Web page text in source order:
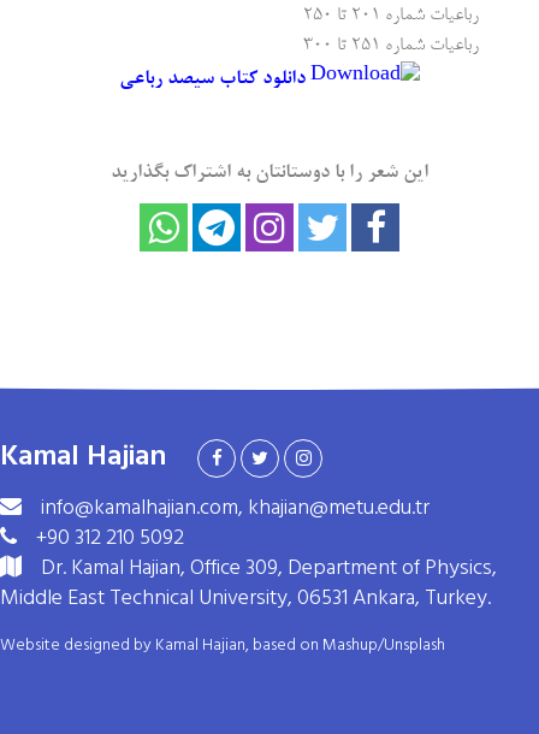
رباعیات شماره ۲۰۱ تا ۲۵۰
رباعیات شماره ۲۵۱ تا ۳۰۰
دانلود کتاب سیصد رباعی
این شعر را با دوستانتان به اشتراک بگذارید
Kamal Hajian
info@kamalhajian.com, khajian@metu.edu.tr
+90 312 210 5092
Dr. Kamal Hajian, Office 309, Department of Physics,
Middle East Technical University, 06531 Ankara, Turkey.
Website designed by Kamal Hajian, based on Mashup/Unsplash